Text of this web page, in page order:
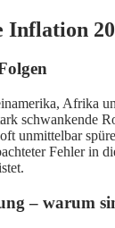
Afrika
unmittelbar
Fehler in
– warum